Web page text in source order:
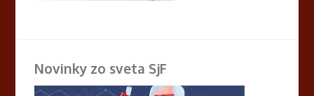
Novinky zo sveta SjF